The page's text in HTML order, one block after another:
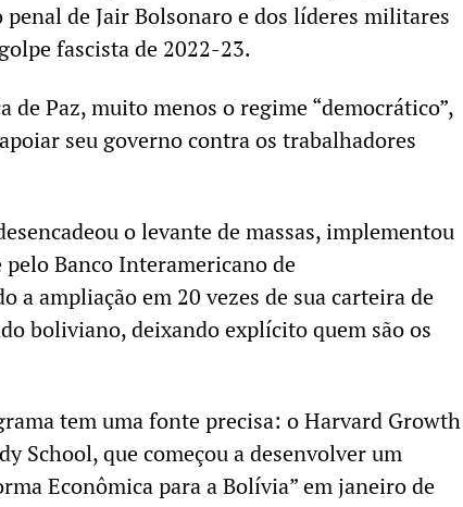
penal de Jair Bolsonaro e dos líderes militares
fascista de 2022-23.
de Paz, muito menos o regime “democrático”,
seu governo contra os trabalhadores
o levante de massas, implementou
Banco Interamericano de
a ampliação em 20 vezes de sua carteira de
boliviano, deixando explícito quem são os
tem uma fonte precisa: o Harvard Growth
School, que começou a desenvolver um
Econômica para a Bolívia” em janeiro de